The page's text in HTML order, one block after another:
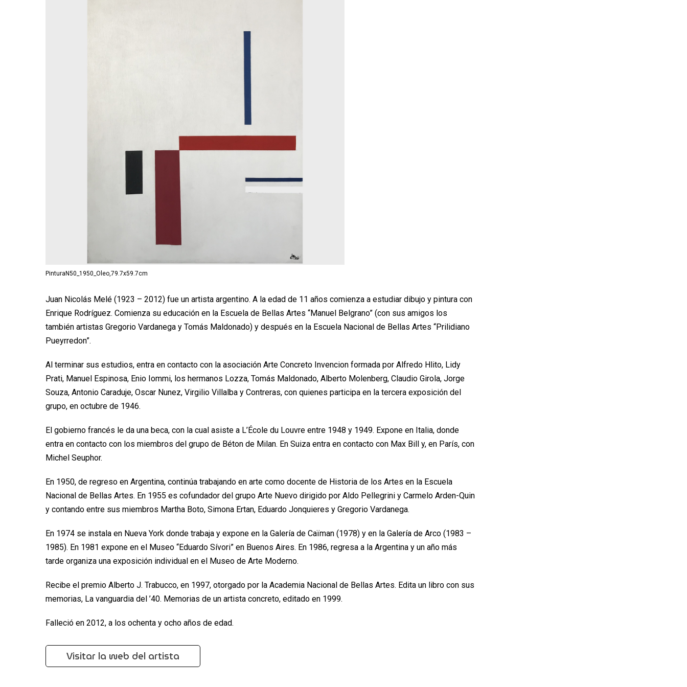
PinturaN50_1950_Oleo,79.7x59.7cm
Juan Nicolás Melé (1923 – 2012) fue un artista argentino. A la edad de 11 años comienza a estudiar dibujo y pintura con
Enrique Rodríguez. Comienza su educación en la Escuela de Bellas Artes “Manuel Belgrano” (con sus amigos los
también artistas Gregorio Vardanega y Tomás Maldonado) y después en la Escuela Nacional de Bellas Artes “Prilidiano
Pueyrredon”.
Al terminar sus estudios, entra en contacto con la asociación Arte Concreto Invencion formada por Alfredo Hlito, Lidy
Prati, Manuel Espinosa, Enio Iommi, los hermanos Lozza, Tomás Maldonado, Alberto Molenberg, Claudio Girola, Jorge
Souza, Antonio Caraduje, Oscar Nunez, Virgilio Villalba y Contreras, con quienes participa en la tercera exposición del
grupo, en octubre de 1946.
El gobierno francés le da una beca, con la cual asiste a L’École du Louvre entre 1948 y 1949. Expone en Italia, donde
entra en contacto con los miembros del grupo de Béton de Milan. En Suiza entra en contacto con Max Bill y, en París, con
Michel Seuphor.
En 1950, de regreso en Argentina, continúa trabajando en arte como docente de Historia de los Artes en la Escuela
Nacional de Bellas Artes. En 1955 es cofundador del grupo Arte Nuevo dirigido por Aldo Pellegrini y Carmelo Arden-Quin
y contando entre sus miembros Martha Boto, Simona Ertan, Eduardo Jonquieres y Gregorio Vardanega.
En 1974 se instala en Nueva York donde trabaja y expone en la Galería de Caïman (1978) y en la Galería de Arco (1983 –
1985). En 1981 expone en el Museo “Eduardo Sívori” en Buenos Aires. En 1986, regresa a la Argentina y un año más
tarde organiza una exposición individual en el Museo de Arte Moderno.
Recibe el premio Alberto J. Trabucco, en 1997, otorgado por la Academia Nacional de Bellas Artes. Edita un libro con sus
memorias, La vanguardia del ’40. Memorias de un artista concreto, editado en 1999.
Falleció en 2012, a los ochenta y ocho años de edad.
Visitar la web del artista